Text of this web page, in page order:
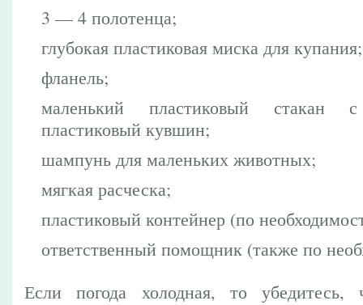
3 — 4 полотенца;
глубокая пластиковая миска для купания;
фланель;
маленький пластиковый
пластиковый кувшин;
шампунь для маленьких животных;
мягкая расческа;
пластиковый контейнер (по
ответственный помощник (также по
Если погода холодная, то убедитесь,